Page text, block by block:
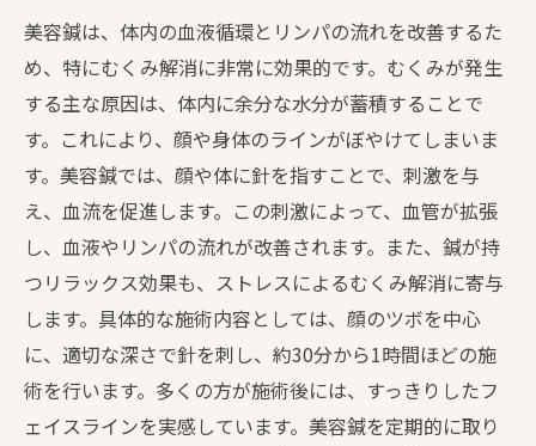
美容鍼は、体内の血液循環とリンパの流れを改善するた
め、特にむくみ解消に非常に効果的です。むくみが発生
する主な原因は、体内に余分な水分が蓄積することで
す。これにより、顔や身体のラインがぼやけてしまいま
す。美容鍼では、顔や体に針を指すことで、刺激を与
え、血流を促進します。この刺激によって、血管が拡張
し、血液やリンパの流れが改善されます。また、鍼が持
つリラックス効果も、ストレスによるむくみ解消に寄与
します。具体的な施術内容としては、顔のツボを中心
に、適切な深さで針を刺し、約30分から1時間ほどの施
術を行います。多くの方が施術後には、すっきりしたフ
ェイスラインを実感しています。美容鍼を定期的に取り